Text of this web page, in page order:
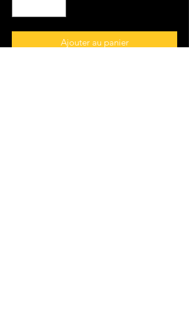
Ajouter au panier